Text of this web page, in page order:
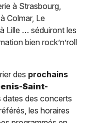
à Strasbourg,
Colmar, Le
Lille … séduiront les
bien rock’n’roll
des prochains
Saint-
dates des concerts
les horaires